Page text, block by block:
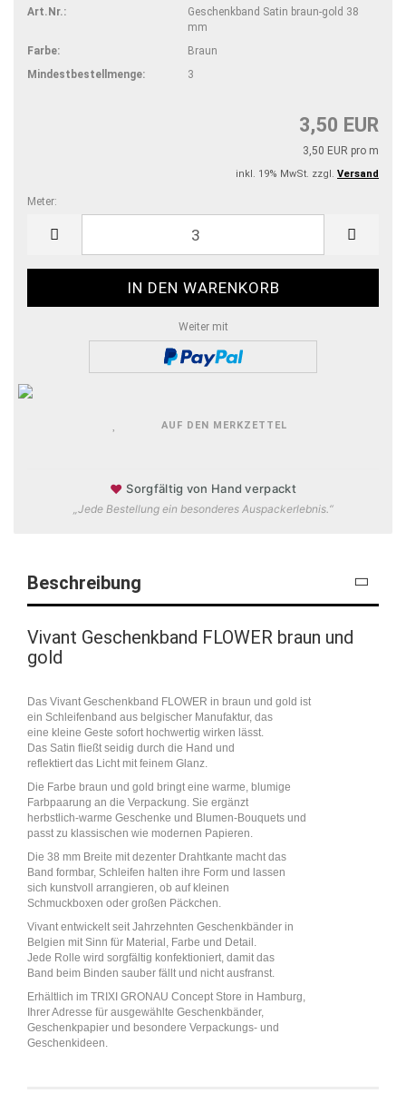
Art.Nr.:
Geschenkband Satin braun-gold 38
mm
Farbe:
Braun
Mindestbestellmenge:
3
3,50 EUR
3,50 EUR pro m
inkl. 19% MwSt. zzgl. Versand
Meter:
Weiter mit
AUF DEN MERKZETTEL
♥ Sorgfältig von Hand verpackt
„Jede Bestellung ein besonderes Auspackerlebnis.“
Beschreibung
Vivant Geschenkband FLOWER braun und
gold
Das Vivant Geschenkband FLOWER in braun und gold ist
ein Schleifenband aus belgischer Manufaktur, das
eine kleine Geste sofort hochwertig wirken lässt.
Das Satin fließt seidig durch die Hand und
reflektiert das Licht mit feinem Glanz.
Die Farbe braun und gold bringt eine warme, blumige
Farbpaarung an die Verpackung. Sie ergänzt
herbstlich-warme Geschenke und Blumen-Bouquets und
passt zu klassischen wie modernen Papieren.
Die 38 mm Breite mit dezenter Drahtkante macht das
Band formbar, Schleifen halten ihre Form und lassen
sich kunstvoll arrangieren, ob auf kleinen
Schmuckboxen oder großen Päckchen.
Vivant entwickelt seit Jahrzehnten Geschenkbänder in
Belgien mit Sinn für Material, Farbe und Detail.
Jede Rolle wird sorgfältig konfektioniert, damit das
Band beim Binden sauber fällt und nicht ausfranst.
Erhältlich im TRIXI GRONAU Concept Store in Hamburg,
Ihrer Adresse für ausgewählte Geschenkbänder,
Geschenkpapier und besondere Verpackungs- und
Geschenkideen.